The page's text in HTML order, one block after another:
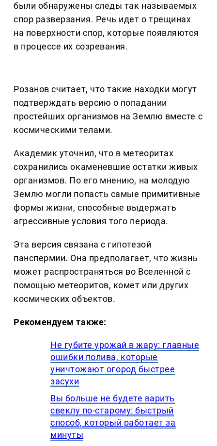
были обнаружены следы так называемых
спор разверзания. Речь идет о трещинах
на поверхности спор, которые появляются
в процессе их созревания.
Розанов считает, что такие находки могут
подтверждать версию о попадании
простейших организмов на Землю вместе с
космическими телами.
Академик уточнил, что в метеоритах
сохранились окаменевшие остатки живых
организмов. По его мнению, на молодую
Землю могли попасть самые примитивные
формы жизни, способные выдержать
агрессивные условия того периода.
Эта версия связана с гипотезой
панспермии. Она предполагает, что жизнь
может распространяться во Вселенной с
помощью метеоритов, комет или других
космических объектов.
Рекомендуем также:
Не губите урожай в жару: главные
ошибки полива, которые
уничтожают огород быстрее
засухи
Вы больше не будете варить
свеклу по-старому: быстрый
способ, который работает за
минуты